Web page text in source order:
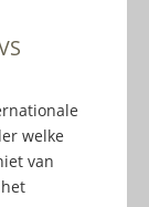
welke
van